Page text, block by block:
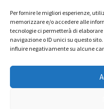
Per fornire le migliori esperienze,
memorizzare e/o accedere alle
tecnologie ci permetterà di
navigazione o ID unici su questo
influire negativamente su alcune
NASTRI
NASTRI
NASTRI
SPRAY
Imballaggio e